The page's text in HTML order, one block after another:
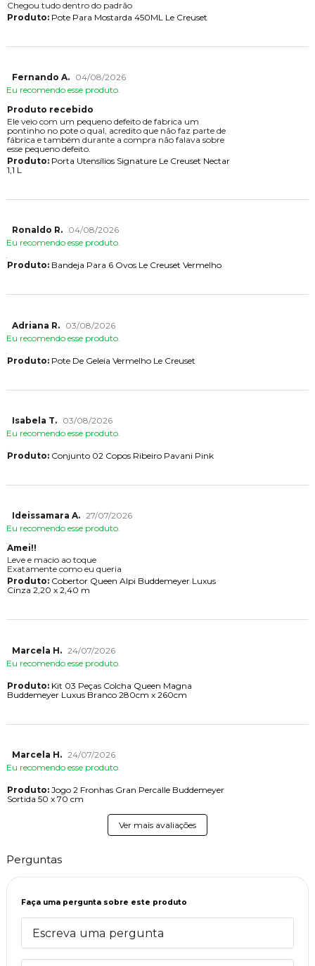
Chegou tudo dentro do padrão
Produto:Pote Para Mostarda 450ML Le Creuset
Fernando A.
04/08/2026
Eu recomendo esse produto.
Produto recebido
Ele veio com um pequeno defeito de fabrica um
pontinho no pote o qual, acredito que não faz parte de
fábrica e também durante a compra não falava sobre
esse pequeno defeito.
Produto:Porta Utensílios Signature Le Creuset Nectar
1,1 L
Ronaldo R.
04/08/2026
Eu recomendo esse produto.
Produto:Bandeja Para 6 Ovos Le Creuset Vermelho
Adriana R.
03/08/2026
Eu recomendo esse produto.
Produto:Pote De Geleia Vermelho Le Creuset
Isabela T.
03/08/2026
Eu recomendo esse produto.
Produto:Conjunto 02 Copos Ribeiro Pavani Pink
Ideissamara A. 27/07/2026
Eu recomendo esse produto.
Amei!!
Leve e macio ao toque
Exatamente como eu queria
Produto:Cobertor Queen Alpi Buddemeyer Luxus
Cinza 2,20 x 2,40 m
Marcela H. 24/07/2026
Eu recomendo esse produto.
Produto:Kit 03 Peças Colcha Queen Magna
Buddemeyer Luxus Branco 280cm x 260cm
Marcela H. 24/07/2026
Eu recomendo esse produto.
Produto:Jogo 2 Fronhas Gran Percalle Buddemeyer
Sortida 50 x 70 cm
Ver mais avaliações
Perguntas
Faça uma pergunta sobre este produto